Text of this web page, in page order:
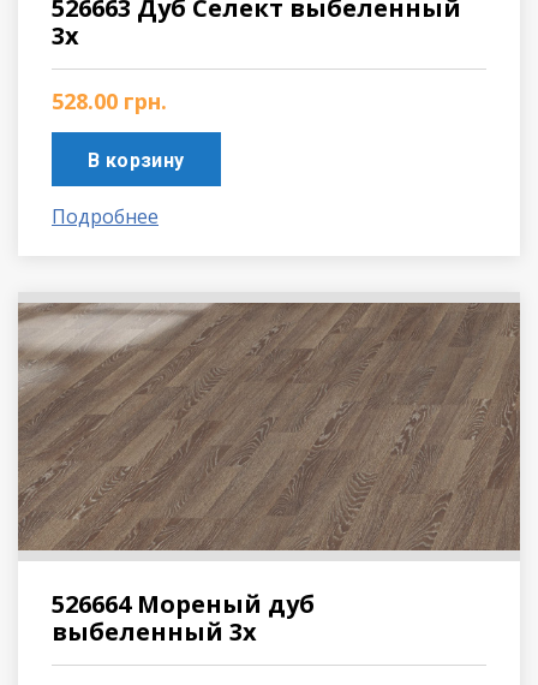
526663 Дуб Селект выбеленный
3х
528.00 грн.
В корзину
Подробнее
526664 Мореный дуб
выбеленный 3х